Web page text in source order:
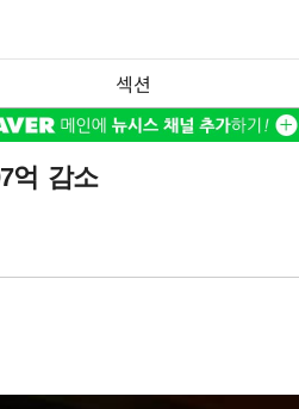
섹션
억 감소